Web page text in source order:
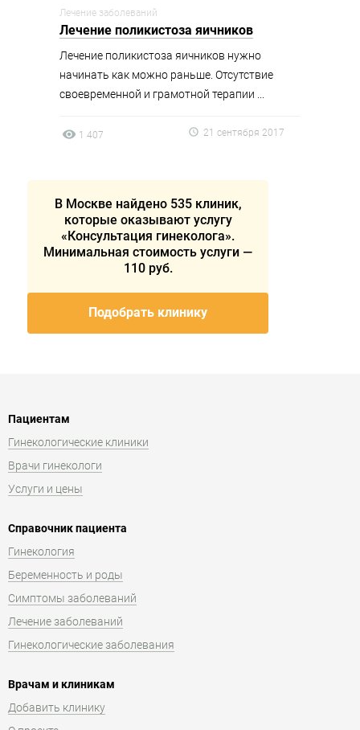
Лечение заболеваний
Лечение поликистоза яичников
Лечение поликистоза яичников нужно
начинать как можно раньше. Отсутствие
своевременной и грамотной терапии ...
1 407 21 сентября 2017
В Москве найдено 535 клиник,
которые оказывают услугу
«Консультация гинеколога».
Минимальная стоимость услуги —
110 руб.
Подобрать клинику
Пациентам
Гинекологические клиники
Врачи гинекологи
Услуги и цены
Справочник пациента
Гинекология
Беременность и роды
Симптомы заболеваний
Лечение заболеваний
Гинекологические заболевания
Врачам и клиникам
Добавить клинику